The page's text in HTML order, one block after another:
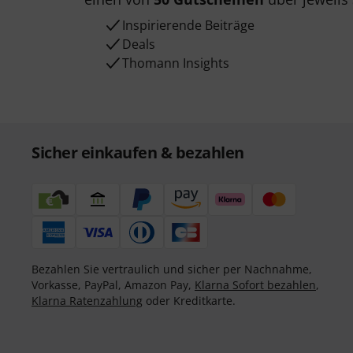
Inspirierende Beiträge
Deals
Thomann Insights
Sicher einkaufen & bezahlen
Bezahlen Sie vertraulich und sicher per Nachnahme,
Vorkasse, PayPal, Amazon Pay, Klarna Sofort bezahlen,
Klarna Ratenzahlung oder Kreditkarte.